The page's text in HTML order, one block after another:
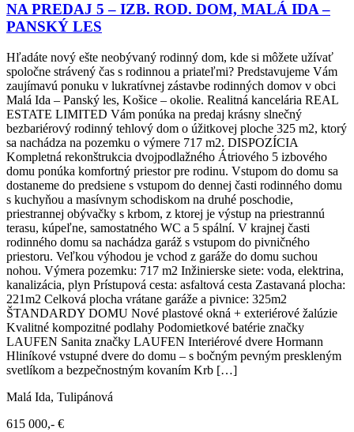
NA PREDAJ 5 – IZB. ROD. DOM, MALÁ IDA –
PANSKÝ LES
Hľadáte nový ešte neobývaný rodinný dom, kde si môžete užívať
spoločne strávený čas s rodinnou a priateľmi? Predstavujeme Vám
zaujímavú ponuku v lukratívnej zástavbe rodinných domov v obci
Malá Ida – Panský les, Košice – okolie. Realitná kancelária REAL
ESTATE LIMITED Vám ponúka na predaj krásny slnečný
bezbariérový rodinný tehlový dom o úžitkovej ploche 325 m2, ktorý
sa nachádza na pozemku o výmere 717 m2. DISPOZÍCIA
Kompletná rekonštrukcia dvojpodlažného Átriového 5 izbového
domu ponúka komfortný priestor pre rodinu. Vstupom do domu sa
dostaneme do predsiene s vstupom do dennej časti rodinného domu
s kuchyňou a masívnym schodiskom na druhé poschodie,
priestrannej obývačky s krbom, z ktorej je výstup na priestrannú
terasu, kúpeľne, samostatného WC a 5 spální. V krajnej časti
rodinného domu sa nachádza garáž s vstupom do pivničného
priestoru. Veľkou výhodou je vchod z garáže do domu suchou
nohou. Výmera pozemku: 717 m2 Inžinierske siete: voda, elektrina,
kanalizácia, plyn Prístupová cesta: asfaltová cesta Zastavaná plocha:
221m2 Celková plocha vrátane garáže a pivnice: 325m2
ŠTANDARDY DOMU Nové plastové okná + exteriérové žalúzie
Kvalitné kompozitné podlahy Podomietkové batérie značky
LAUFEN Sanita značky LAUFEN Interiérové dvere Hormann
Hliníkové vstupné dvere do domu – s bočným pevným preskleným
svetlíkom a bezpečnostným kovaním Krb […]
Malá Ida, Tulipánová
615 000,- €